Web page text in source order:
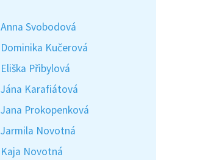
Anna Svobodová
Dominika Kučerová
Eliška Přibylová
Jána Karafiátová
Jana Prokopenková
Jarmila Novotná
Kaja Novotná